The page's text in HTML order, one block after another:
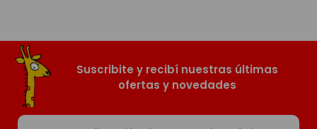
Suscribite y recibí nuestras últimas
ofertas y novedades